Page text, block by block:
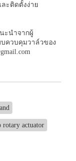
ะติดตั้งง่าย
ะนำจากผู้
ควบคุมวาล์วของ
rotary actuator